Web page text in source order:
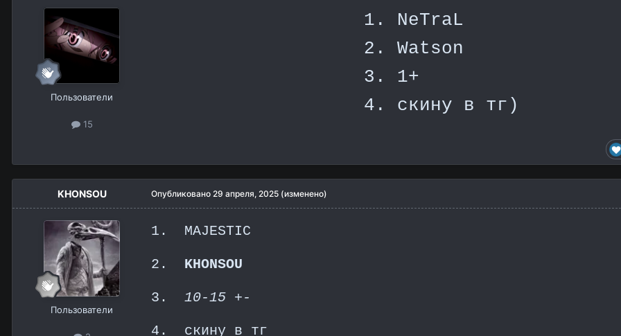
Пользователи
15
1. NeTraL
2. Watson
3. 1+
4. скину в тг)
KHONSOU
Пользователи
Опубликовано 29 апреля, 2025 (изменено)
1. MAJESTIC
2. KHONSOU
3. 10-15 +-
4. скину в тг